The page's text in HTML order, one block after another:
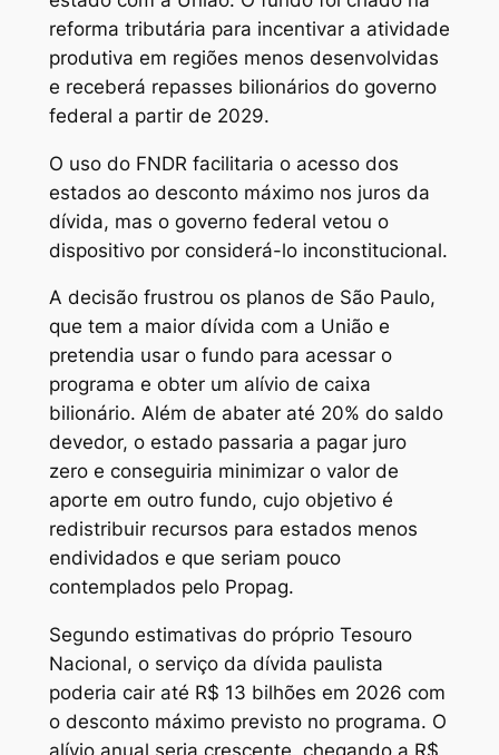
reforma tributária para incentivar a atividade
produtiva em regiões menos desenvolvidas
e receberá repasses bilionários do governo
federal a partir de 2029.
O uso do FNDR facilitaria o acesso dos
estados ao desconto máximo nos juros da
dívida, mas o governo federal vetou o
dispositivo por considerá-lo inconstitucional.
A decisão frustrou os planos de São Paulo,
que tem a maior dívida com a União e
pretendia usar o fundo para acessar o
programa e obter um alívio de caixa
bilionário. Além de abater até 20% do saldo
devedor, o estado passaria a pagar juro
zero e conseguiria minimizar o valor de
aporte em outro fundo, cujo objetivo é
redistribuir recursos para estados menos
endividados e que seriam pouco
contemplados pelo Propag.
Segundo estimativas do próprio Tesouro
Nacional, o serviço da dívida paulista
poderia cair até R$ 13 bilhões em 2026 com
o desconto máximo previsto no programa. O